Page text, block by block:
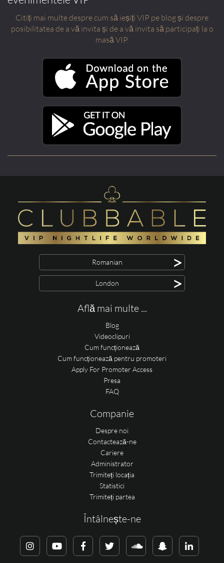
Citiți mai multe despre cum să ieșiți VIP pe blog și despre
posibilitatea de a vă invita și de a vă invita să participați la o
masă VIP.
Romanian >
London >
Află mai multe ...
Blog
Videoclipuri
Cum funcționează
Cum funcționează pentru promoteri
Apply For Promoter Access
Presa
FAQ
Companie
Despre noi
Contactează-ne
Cariere
Administrator
Trimiteți locația
Statistici
Trimiteți partea
Întâlnește-ne